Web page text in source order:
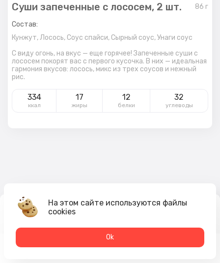
Суши запеченные с лососем, 2 шт. 86 г
Состав:
Кунжут,Лосось, Соус спайси, Сырный соус,Унаги соус
С виду огонь, на вкус — еще горячее! Запеченные суши с
лососем покорят вас с первого кусочка. В них — идеальная
гармония вкусов: лосось, микс из трех соусов и нежный
рис.
334
ккал
17
жиры
12
белки
32
углеводы
335₽
На этом сайте используются файлы
cookies
Оk